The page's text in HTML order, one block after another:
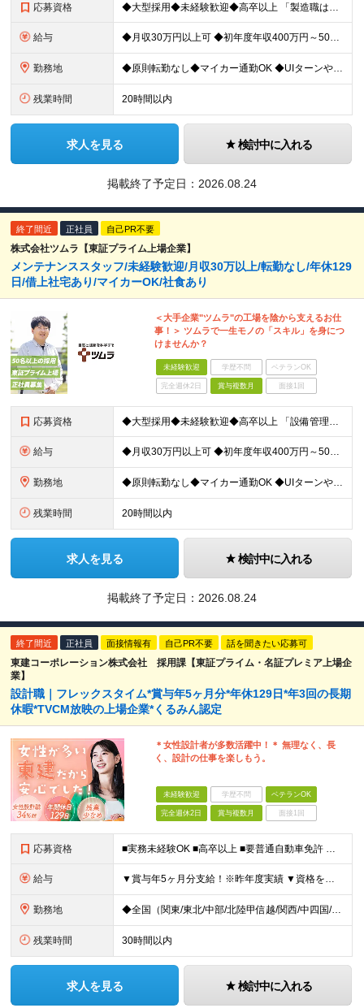
応募資格 ◆大型採用◆未経験歓迎◆高卒以上 「製造職は初めて…」という方でも大丈夫。 イチから丁寧にお教えしますのでご安心ください。 ＼こんなアナタにピッタリ／ ◎「人の健康に貢献したい」という想いがある
給与 ◆月収30万円以上可 ◆初年度年収400万円～500万円想定 月給21万7,080円～22万7,810円＋各種手当＋賞与年2回 ★「手当」や「賞与」が手厚いため、1年目未経験でも年収400万円以上
勤務地 ◆原則転勤なし◆マイカー通勤OK ◆UIターンや移住転職歓迎。Web面接実施中 ＜茨城工場＞ 茨城県稲敷郡阿見町吉原3586 ┗クリーンで働きやすいのが魅力です。 ★豊かな自然と便利な生活環境が調
残業時間 20時間以内
求人を見る 検討中に入れる
掲載終了予定日： 2026.08.24
終了間近 正社員 自己PR不要
株式会社ツムラ【東証プライム上場企業】
メンテナンススタッフ/未経験歓迎/月収30万以上/転勤なし/年休129
日/借上社宅あり/マイカーOK/社食あり
＜大手企業"ツムラ"の工場を陰から支えるお仕
事！＞ ツムラで一生モノの「スキル」を身につ
けませんか？
未経験歓迎 学歴不問 ベテランOK
完全週休2日 賞与複数月 面接1回
応募資格 ◆大型採用◆未経験歓迎◆高卒以上 「設備管理は初めて…」という方でも大丈夫。 イチから丁寧にお教えしますのでご安心ください。 ＼こんなアナタにピッタリ／ ◎「人の健康に貢献したい」という想いがある
給与 ◆月収30万円以上可 ◆初年度年収400万円～500万円想定 月給21万7,080円～22万7,810円＋各種手当＋賞与年2回 ★「手当」や「賞与」が手厚いため、1年目未経験でも年収400万円以上
勤務地 ◆原則転勤なし◆マイカー通勤OK ◆UIターンや移住転職歓迎。Web面接実施中 ＜茨城工場＞ 茨城県稲敷郡阿見町吉原3586 ┗クリーンで働きやすいのが魅力です。 ★豊かな自然と便利な生活環境が調
残業時間 20時間以内
求人を見る 検討中に入れる
掲載終了予定日： 2026.08.24
終了間近 正社員 面接情報有 自己PR不要 話を聞きたい応募可
東建コーポレーション株式会社 採用課【東証プライム・名証プレミア上場企
業】
設計職｜フレックスタイム*賞与年5ヶ月分*年休129日*年3回の長期
休暇*TVCM放映の上場企業*くるみん認定
＊女性設計者が多数活躍中！＊ 無理なく、長
く、設計の仕事を楽しもう。
未経験歓迎 学歴不問 ベテランOK
完全週休2日 賞与複数月 面接1回
応募資格 ■実務未経験OK ■高卒以上 ■要普通自動車免許 ※建築関係の資格が無くても、住宅系CAD経験者、または建築関係の資格について受験資格をお持ちの方も歓迎いたします！ ＜女性の設計職も増えています！
給与 ▼賞与年5ヶ月分支給！※昨年度実績 ▼資格をお持ちの方は、入社支度金最大30万円支給 ■月給23万～40万円＋賞与年2回＋残業代全額支給＋資格手当＋家族手当ほか ┗一級建築士になると月3～5万円UP
勤務地 ◆全国（関東/東北/中部/北陸甲信越/関西/中四国/九州）で募集中 ※UIターン歓迎 ※希望や現在のお住まいを考慮！面接時に希望の勤務地をお聞かせください ◆本社所在地 愛知県名古屋市中区丸の内2-
残業時間 30時間以内
求人を見る 検討中に入れる